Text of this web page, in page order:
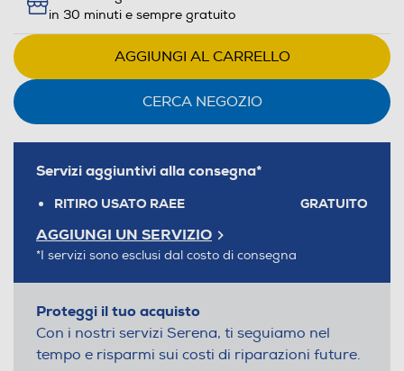
in 30 minuti e sempre gratuito
AGGIUNGI AL CARRELLO
CERCA NEGOZIO
Servizi aggiuntivi alla consegna*
RITIRO USATO RAEE GRATUITO
AGGIUNGI UN SERVIZIO
*I servizi sono esclusi dal costo di consegna
Proteggi il tuo acquisto
Con i nostri servizi Serena, ti seguiamo nel
tempo e risparmi sui costi di riparazioni future.